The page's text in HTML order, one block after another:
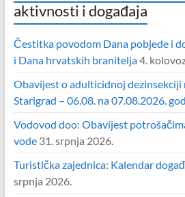
aktivnosti i događaja
Čestitka povodom Dana pobjede i
i Dana hrvatskih branitelja4.
Obavijest o adulticidnoj
Starigrad – 06.08. na 07.08.2026.
Vodovod doo: Obavijest
vode 31. srpnja 2026.
Turistička zajednica: Kalendar
srpnja 2026.